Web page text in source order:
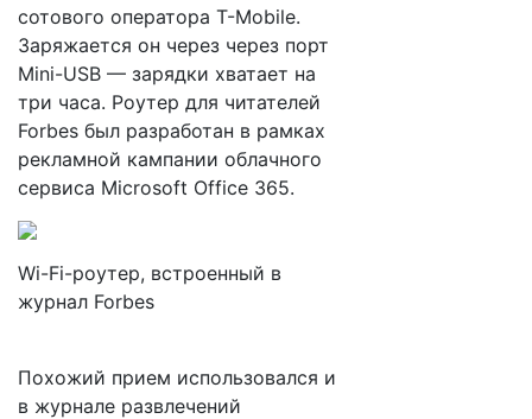
сотового оператора T-Mobile.
Заряжается он через через порт
Mini-USB — зарядки хватает на
три часа. Роутер для читателей
Forbes был разработан в рамках
рекламной кампании облачного
сервиса Microsoft Office 365.
Wi-Fi-роутер, встроенный в
журнал Forbes
Похожий прием использовался и
в журнале развлечений